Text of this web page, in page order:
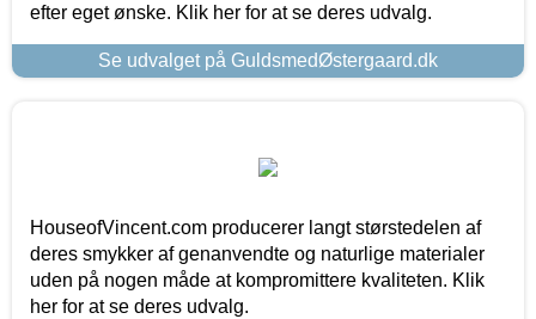
efter eget ønske. Klik her for at se deres udvalg.
Se udvalget på GuldsmedØstergaard.dk
HouseofVincent.com producerer langt størstedelen af
deres smykker af genanvendte og naturlige materialer
uden på nogen måde at kompromittere kvaliteten. Klik
her for at se deres udvalg.